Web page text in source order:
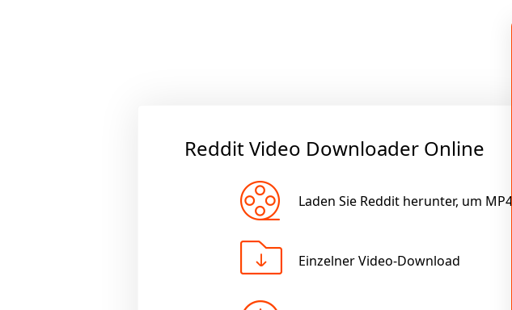
Reddit Video Downloader Online
Laden Sie Reddit herunter, um MP4
Einzelner Video-Download